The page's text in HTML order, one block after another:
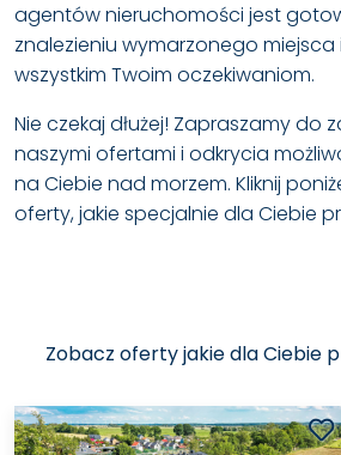
agentów nieruchomości jest
znalezieniu wymarzonego
wszystkim Twoim oczekiwaniom.
Nie czekaj dłużej! Zapraszamy do
naszymi ofertami i odkrycia
na Ciebie nad morzem. Kliknij
oferty, jakie specjalnie dla Ciebie
Zobacz oferty jakie dla Ciebie